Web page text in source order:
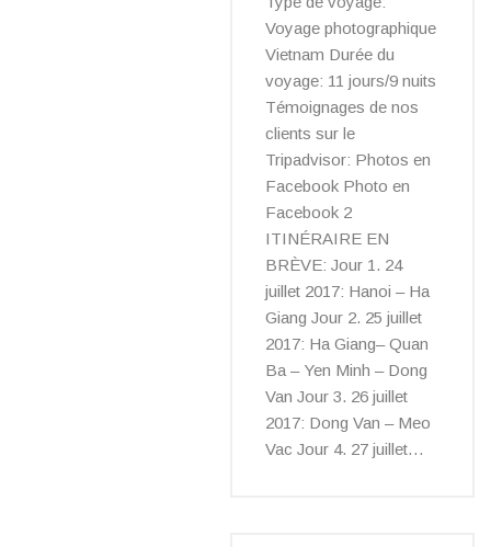
Voyage photographique
Vietnam Durée du
voyage: 11 jours/9 nuits
Témoignages de nos
clients sur le
Tripadvisor: Photos en
Facebook Photo en
Facebook 2
ITINÉRAIRE EN
BRÈVE: Jour 1. 24
juillet 2017: Hanoi – Ha
Giang Jour 2. 25 juillet
2017: Ha Giang– Quan
Ba – Yen Minh – Dong
Van Jour 3. 26 juillet
2017: Dong Van – Meo
Vac Jour 4. 27 juillet…